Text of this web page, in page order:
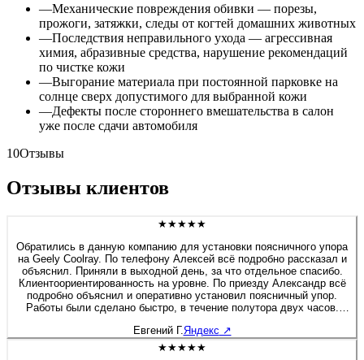
—Механические повреждения обивки — порезы,
прожоги, затяжки, следы от когтей домашних животных
—Последствия неправильного ухода — агрессивная
химия, абразивные средства, нарушение рекомендаций
по чистке кожи
—Выгорание материала при постоянной парковке на
солнце сверх допустимого для выбранной кожи
—Дефекты после стороннего вмешательства в салон
уже после сдачи автомобиля
10Отзывы
Отзывы клиентов
★★★★★
Обратились в данную компанию для установки поясничного упора
на Geely Coolray. По телефону Алексей всё подробно рассказал и
объяснил. Приняли в выходной день, за что отдельное спасибо.
Клиентоориентированность на уровне. По приезду Александр всё
подробно объяснил и оперативно установил поясничный упор.
Работы были сделано быстро, в течение полутора двух часов.
перешивом и модернизацией салона, детейлингом, то обязательно
обращусь в данную компанию. Алексей спасибо Вам и
Евгений Г.Яндекс ↗
★★★★★